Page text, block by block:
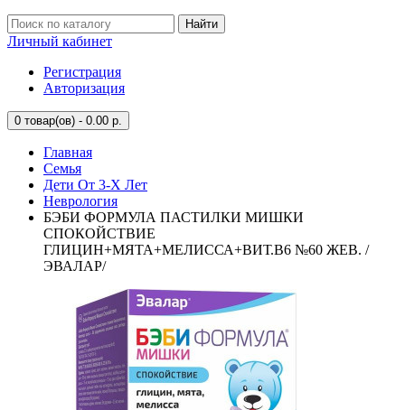
Найти
Личный кабинет
Регистрация
Авторизация
0 товар(ов) - 0.00 р.
Главная
Семья
Дети От 3-Х Лет
Неврология
БЭБИ ФОРМУЛА ПАСТИЛКИ МИШКИ
СПОКОЙСТВИЕ
ГЛИЦИН+МЯТА+МЕЛИССА+ВИТ.В6 №60 ЖЕВ. /
ЭВАЛАР/